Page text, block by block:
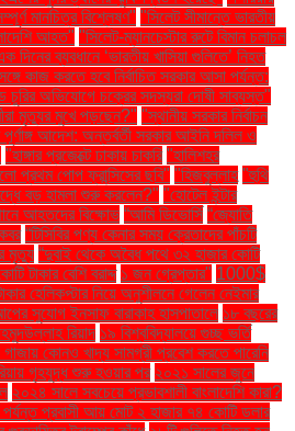
মানচিত্র বিশ্লেষণ" "সিলেট সীমান্তে ভারতীয়
আহত" "সিলেট-ম্যানচেস্টার রুটে বিমান চলাচল
দিনের ব্যবধানে ‘ভারতীয় খাসিয়া গু‌লিতে’ নিহত
সঙ্গে কাজ করতে হবে নির্বাচিত সরকার আসা পর্যন্ত:
অভিযোগে চক্রের সদস্যরা দোষী সাব্যস্ত"
মৃত্যুর মুখে পড়ছেন?" "স্থানীয় সরকার নির্বাচন
পূর্ণাঙ্গ আদেশ: অন্তর্বর্তী সরকার আইনি দলিল ও
"হাঙ্গার প্রজেক্টে ঢাকায় চাকরি "হালিশহর
প্রথম পোপ ফ্রান্সিসের ছবি" "হিজবুল্লাহ "হুথি
বড় হামলা শুরু করলেন?" "হোটেল ইন্টার
আহতদের বিক্ষোভ “আমি ডিভোর্সি “জ্যোতি
“টিসিবির পণ্য কেনার সময় ক্রেতাদের পাঁচটি
মৃত্যু “দুবাই থেকে অবৈধ পথে ৩২ হাজার কোটি
টাকার বেশি বরাদ্দ ১ জন গ্রেপ্তার" 1000$
হেলিকপ্টার নিয়ে অনুশীলনে গেলেন নেইমার
সুযোগ ইনসাফ বারাকাহ হাসপাতালে ১৮ বছরের
রিয়াদ ১৯ বিশ্ববিদ্যালয়ে গুচ্ছ ভর্তি
গাজায় কোনও খাদ্য সামগ্রী প্রবেশ করতে পারেনি
গৃহযুদ্ধ শুরু হওয়ার পর ২০২১ সালের জুনে
২০২৪ সালে সবচেয়ে প্রভাবশালী বাংলাদেশি কারা?
প্রবাসী আয় মোট ২ হাজার ৭৪ কোটি ডলার